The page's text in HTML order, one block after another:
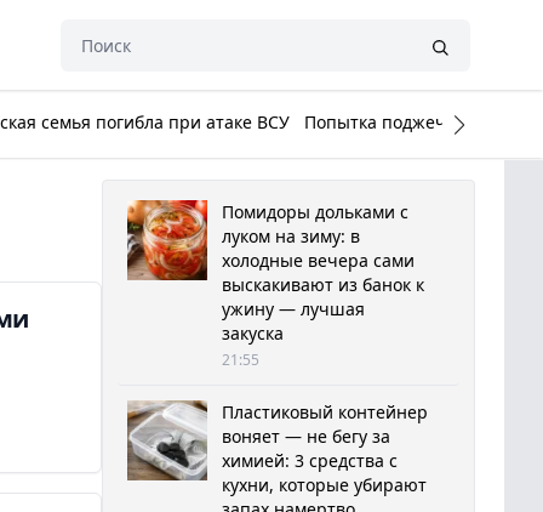
семья погибла при атаке ВСУ Попытка поджечь Белый
Помидоры дольками с
луком на зиму: в
холодные вечера сами
выскакивают из банок к
ужину — лучшая
закуска
21:55
Пластиковый контейнер
воняет — не бегу за
химией: 3 средства с
кухни, которые убирают